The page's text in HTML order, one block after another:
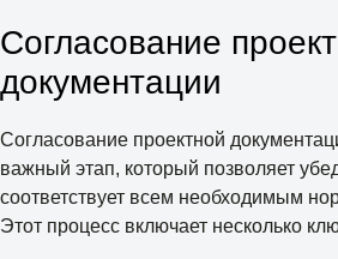
Согласование
документации
Согласование проектной
важный этап, который позволяет
соответствует всем необходимым
Этот процесс включает несколько